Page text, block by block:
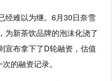
经难以为继。6月30日奈雪
为新茶饮品牌的泡沫化浇了
宣布拿下了D轮融资，估值
的融资记录。